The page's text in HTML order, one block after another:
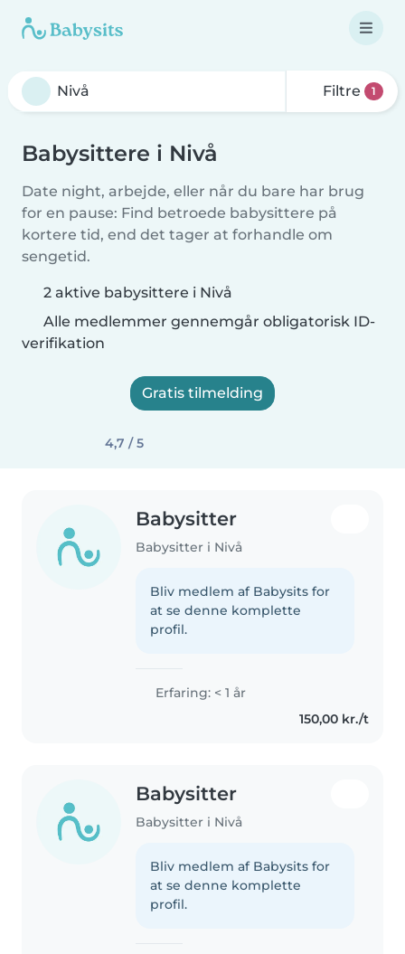
Filtre 1
Babysittere i Nivå
Date night, arbejde, eller når du bare har brug
for en pause: Find betroede babysittere på
kortere tid, end det tager at forhandle om
sengetid.
2 aktive babysittere i Nivå
Alle medlemmer gennemgår obligatorisk ID-
verifikation
Gratis tilmelding
4,7 / 5
Babysitter
Babysitter i Nivå
Bliv medlem af Babysits for
at se denne komplette
profil.
Erfaring: < 1 år
150,00 kr./t
Babysitter
Babysitter i Nivå
Bliv medlem af Babysits for
at se denne komplette
profil.